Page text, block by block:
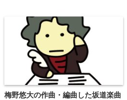
梅野悠大の作曲・編曲した坂道楽曲